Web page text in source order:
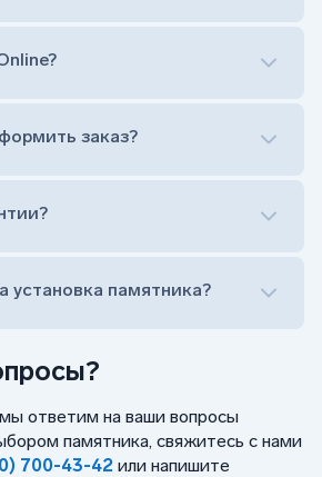
ответим на ваши вопросы
памятника, свяжитесь с нами
700-43-42 или напишите
удаленно (online)
выезд менеджера на дом
удаленно (online)
выезд менеджера на дом
заказ?
установка памятника?